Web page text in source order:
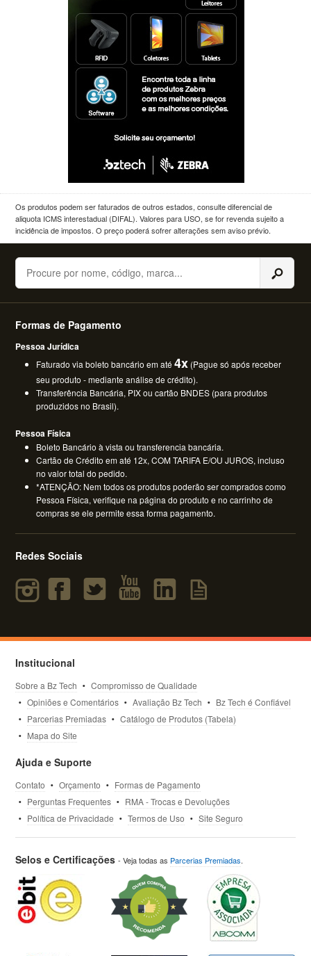
Os produtos podem ser faturados de outros estados, consulte diferencial de
aliquota ICMS interestadual (DIFAL). Valores para USO, se for revenda sujeito a
incidência de impostos. O preço poderá sofrer alterações sem aviso prévio.
Buscar
Formas de Pagamento
Pessoa Jurídica
Faturado via boleto bancário em até4x (Pague só após receber
seu produto - mediante análise de crédito).
Transferência Bancária, PIX ou cartão BNDES (para produtos
produzidos no Brasil).
Pessoa Física
Boleto Bancário à vista ou transferencia bancária.
Cartão de Crédito em até 12x, COM TARIFA E/OU JUROS, incluso
no valor total do pedido.
*ATENÇÃO: Nem todos os produtos poderão ser comprados como
Pessoa Física, verifique na página do produto e no carrinho de
compras se ele permite essa forma pagamento.
Redes Sociais
Institucional
Sobre a Bz Tech
Compromisso de Qualidade
Opiniões e Comentários
Avaliação Bz Tech
Bz Tech é Confiável
Parcerias Premiadas
Catálogo de Produtos (Tabela)
Mapa do Site
Ajuda e Suporte
Contato Orçamento
Formas de Pagamento
Perguntas Frequentes
RMA - Trocas e Devoluções
Política de Privacidade
Termos de Uso Site Seguro
Selos e Certificações- Veja todas as Parcerias Premiadas.